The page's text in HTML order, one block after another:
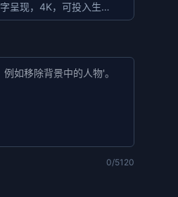
呈现，4K，可投入生产的图像生成。
0/5120